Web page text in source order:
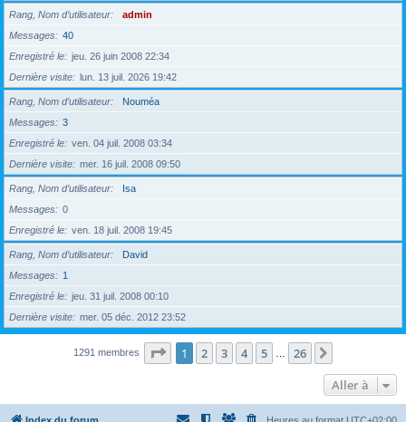
Rang, Nom d’utilisateur
admin
Messages
40
Enregistré le
jeu. 26 juin 2008 22:34
Dernière visite
lun. 13 juil. 2026 19:42
Rang, Nom d’utilisateur
Nouméa
Messages
3
Enregistré le
ven. 04 juil. 2008 03:34
Dernière visite
mer. 16 juil. 2008 09:50
Rang, Nom d’utilisateur
Isa
Messages
0
Enregistré le
ven. 18 juil. 2008 19:45
Rang, Nom d’utilisateur
David
Messages
1
Enregistré le
jeu. 31 juil. 2008 00:10
Dernière visite
mer. 05 déc. 2012 23:52
1291 membres Page 1sur26
1 2 3 4 5 26
Aller à